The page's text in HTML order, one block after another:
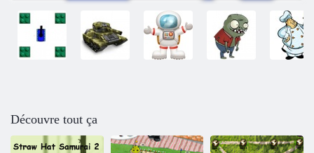
Découvre tout ça